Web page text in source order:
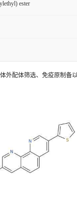
ester
外配体筛选、免疫原制备